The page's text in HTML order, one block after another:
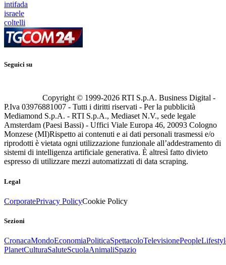
intifada
israele
coltelli
Seguici su
Copyright © 1999-2026 RTI S.p.A. Business Digital -
P.Iva 03976881007 - Tutti i diritti riservati - Per la pubblicità
Mediamond S.p.A. - RTI S.p.A., Mediaset N.V., sede legale
Amsterdam (Paesi Bassi) - Uffici Viale Europa 46, 20093 Cologno
Monzese (MI)Rispetto ai contenuti e ai dati personali trasmessi e/o
riprodotti è vietata ogni utilizzazione funzionale all’addestramento di
sistemi di intelligenza artificiale generativa. È altresì fatto divieto
espresso di utilizzare mezzi automatizzati di data scraping.
Legal
CorporatePrivacy PolicyCookie Policy
Sezioni
CronacaMondoEconomiaPoliticaSpettacoloTelevisionePeople
PlanetCulturaSaluteScuolaAnimaliSpazio